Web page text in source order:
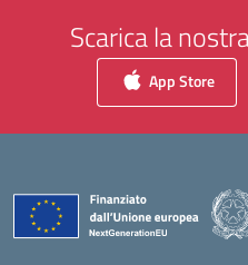
Scarica la
App Store